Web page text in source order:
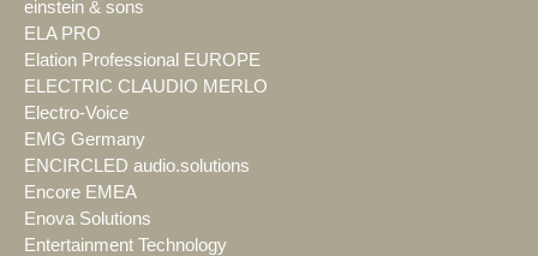
einstein & sons
ELA PRO
Elation Professional EUROPE
ELECTRIC CLAUDIO MERLO
Electro-Voice
EMG Germany
ENCIRCLED audio.solutions
Encore EMEA
Enova Solutions
Entertainment Technology